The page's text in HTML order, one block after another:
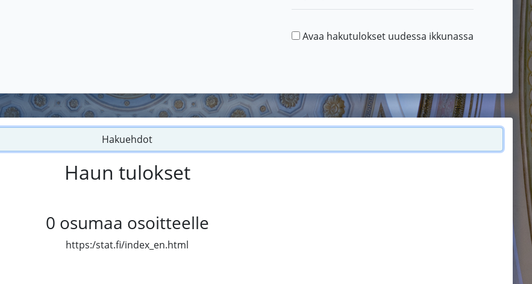
Avaa hakutulokset uudessa ikkunassa
Hakuehdot
Haun tulokset
0 osumaa osoitteelle
https:/stat.fi/index_en.html